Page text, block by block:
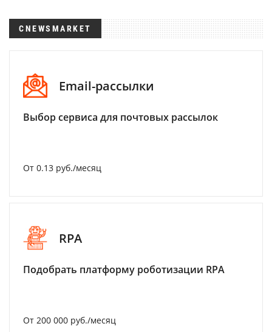
CNEWSMARKET
Email-рассылки
Выбор сервиса для почтовых рассылок
От 0.13 руб./месяц
RPA
Подобрать платформу роботизации RPA
От 200 000 руб./месяц